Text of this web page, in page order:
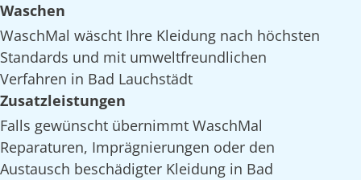
Waschen
WaschMal wäscht Ihre Kleidung nach höchsten
Standards und mit umweltfreundlichen
Verfahren in Bad Lauchstädt
Zusatzleistungen
Falls gewünscht übernimmt WaschMal
Reparaturen, Imprägnierungen oder den
Austausch beschädigter Kleidung in Bad